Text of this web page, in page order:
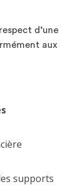
d’une
aux
supports